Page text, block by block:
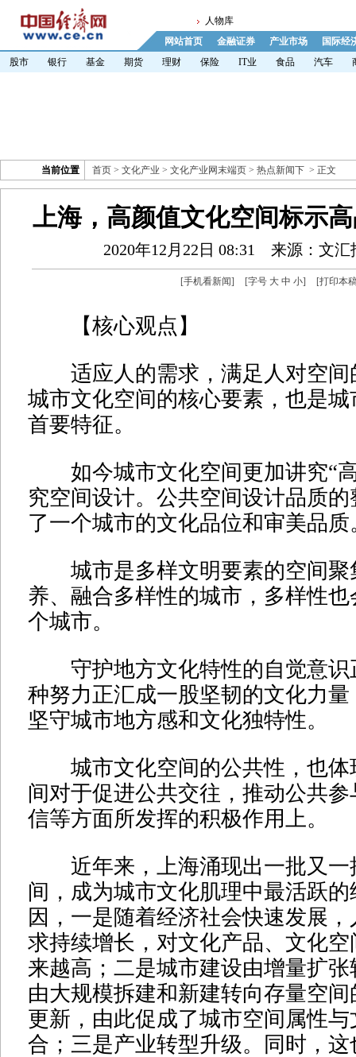
人物库
网站首页
金融证券 产业市场
国际经
股市
银行 基金 期货 理财 保险 IT业 食品 汽车
当前位置 首页 > 文化产业 > 文化产业网末端页 > 热点新闻下 > 正文
上海，高颜值文化空间标示
2020年12月22日 08:31 来源：文汇
[手机看新闻] [字号 大 中 小] [打印本
【核心观点】
适应人的需求，满足人对空间
城市文化空间的核心要素，也是
首要特征。
如今城市文化空间更加讲究“高
究空间设计。公共空间设计品质
了一个城市的文化品位和审美品质
城市是多样文明要素的空间聚
养、融合多样性的城市，多样性
个城市。
守护地方文化特性的自觉意识
种努力正汇成一股坚韧的文化力
坚守城市地方感和文化独特性。
城市文化空间的公共性，也体
间对于促进公共交往，推动公共
信等方面所发挥的积极作用上。
近年来，上海涌现出一批又一
间，成为城市文化肌理中最活跃
因，一是随着经济社会快速发展
求持续增长，对文化产品、文化
来越高；二是城市建设由增量扩
由大规模拆建和新建转向存量空
更新，由此促成了城市空间属性
合；三是产业转型升级。同时，